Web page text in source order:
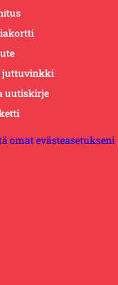
juttuvinkki
uutiskirje
omat evästeasetukseni